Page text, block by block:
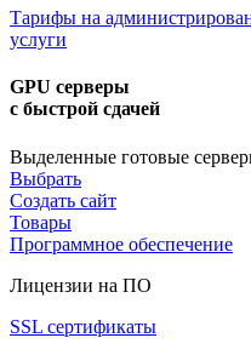
Тарифы на
услуги
GPU серверы
с быстрой сдачей
Выделенные готовые
Выбрать
Создать сайт
Товары
Программное обеспечение
Лицензии на ПО
SSL сертификаты